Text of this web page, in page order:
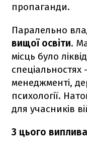
пропаганди.
Паралельно
вищої освіти.
місць було
спеціальностях
менеджменті,
психології.
для учасників
З цього